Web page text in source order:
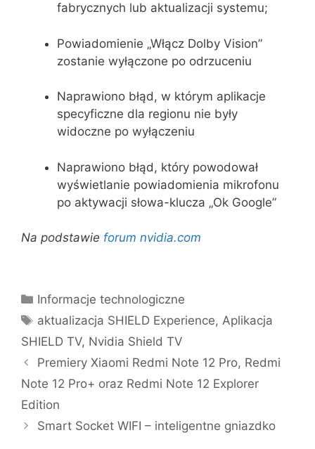
fabrycznych lub aktualizacji systemu;
Powiadomienie „Włącz Dolby Vision”
zostanie wyłączone po odrzuceniu
Naprawiono błąd, w którym aplikacje
specyficzne dla regionu nie były
widoczne po wyłączeniu
Naprawiono błąd, który powodował
wyświetlanie powiadomienia mikrofonu
po aktywacji słowa-klucza „Ok Google”
Na podstawie forum nvidia.com
Kategorie
Informacje technologiczne
Tagi
aktualizacja SHIELD Experience, Aplikacja
SHIELD TV, Nvidia Shield TV
Premiery Xiaomi Redmi Note 12 Pro, Redmi
Note 12 Pro+ oraz Redmi Note 12 Explorer
Edition
Smart Socket WIFI – inteligentne gniazdko